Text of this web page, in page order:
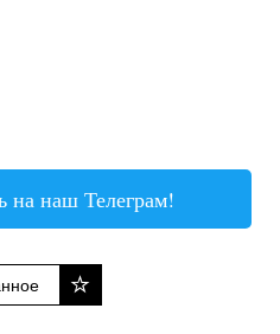
на наш Телеграм!